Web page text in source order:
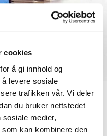
cookies
å gi innhold og
levere sosiale
trafikken vår. Vi deler
du bruker nettstedet
medier,
kan kombinere den